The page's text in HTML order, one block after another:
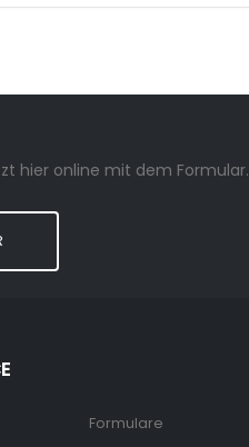
Als Tierärztin/
Formulare